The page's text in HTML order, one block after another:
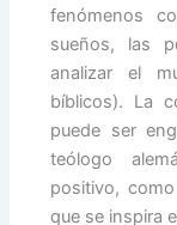
fenómenos
sueños, las
analizar el
bíblicos). La
puede ser
teólogo
positivo,
que se inspira